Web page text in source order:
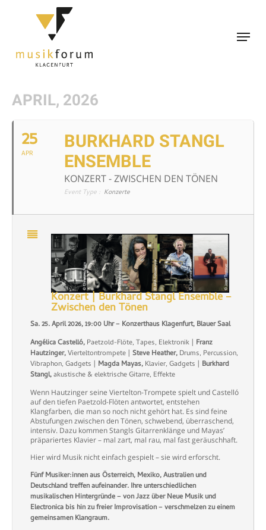
content
Menu
APRIL, 2026
25
APR
BURKHARD STANGL
ENSEMBLE
KONZERT - ZWISCHEN DEN TÖNEN
Event Type : Konzerte
Konzert | Burkhard Stangl Ensemble –
Zwischen den Tönen
Sa. 25. April 2026, 19:00 Uhr – Konzerthaus Klagenfurt, Blauer Saal
Angélica Castelló, Paetzold-Flöte, Tapes, Elektronik | Franz
Hautzinger,Vierteltontrompete | Steve Heather, Drums, Percussion,
Vibraphon, Gadgets | Magda Mayas, Klavier, Gadgets | Burkhard
Stangl,akustische & elektrische Gitarre, Effekte
Wenn Hautzinger seine Viertelton-Trompete spielt und Castelló
auf den tiefen Paetzold-Flöten antwortet, entstehen
Klangfarben, die man so noch nicht gehört hat. Es sind feine
Abstufungen zwischen den Tönen, schwebend, überraschend,
intensiv. Dazu kommen Stangls Gitarrenklänge und Mayas’
präpariertes Klavier – mal zart, mal rau, mal fast geräuschhaft.
Hier wird Musik nicht einfach gespielt – sie wird erforscht.
Fünf Musiker:innen aus Österreich, Mexiko, Australien und
Deutschland treffen aufeinander. Ihre unterschiedlichen
musikalischen Hintergründe – von Jazz über Neue Musik und
Electronica bis hin zu freier Improvisation – verschmelzen zu einem
gemeinsamen Klangraum.